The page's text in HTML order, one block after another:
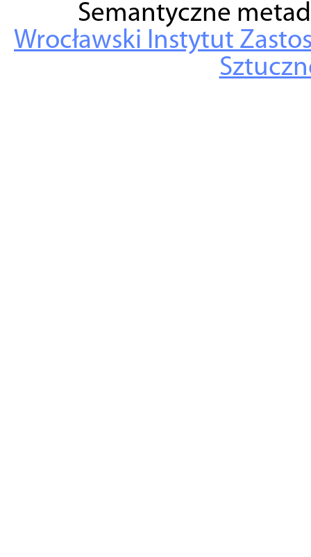
Semantyczne
Wrocławski Instytut